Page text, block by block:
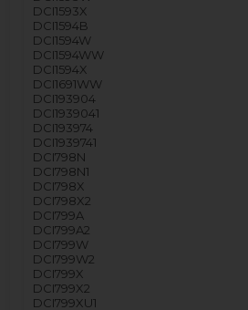
DCI1593X
DCI1594B
DCI1594W
DCI1594WW
DCI1594X
DCI1691WW
DCI193904
DCI1939041
DCI193974
DCI1939741
DCI798N
DCI798N1
DCI798X
DCI798X2
DCI799A
DCI799A2
DCI799W
DCI799W2
DCI799X
DCI799X2
DCI799XU1